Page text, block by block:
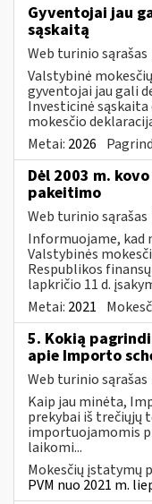
Gyventojai jau
sąskaitą
Web turinio sąrašas
Valstybinė
gyventojai jau gali
Investicinė
mokesčio
Metai: 2026
Dėl 2003 m.
pakeitimo
Web turinio sąrašas
Informuojame, kad
Valstybinės
Respublikos
lapkričio 11 d.
Metai: 2021
5. Kokią
apie Importo
Web turinio sąrašas
Kaip jau minėta,
prekybai iš trečiųjų
importuojamomis
laikomi...
Mokesčių įstatymų
PVM nuo 2021 m.